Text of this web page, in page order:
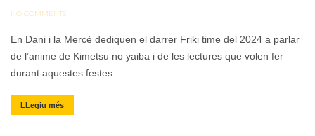
NO COMMENTS
En Dani i la Mercè dediquen el darrer Friki time del 2024 a parlar
de l’anime de Kimetsu no yaiba i de les lectures que volen fer
durant aquestes festes.
LLegiu més